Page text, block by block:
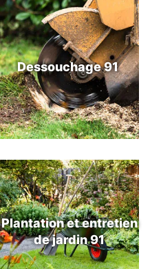
Dessouchage 91
Plantation et entretien
de jardin 91